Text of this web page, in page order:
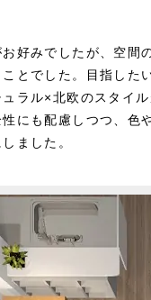
好みでしたが、空
とでした。目指した
ラル×北欧のスタイ
にも配慮しつつ、色
ました。